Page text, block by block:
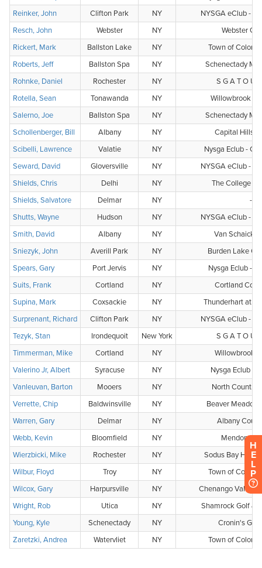
H
E
L
P